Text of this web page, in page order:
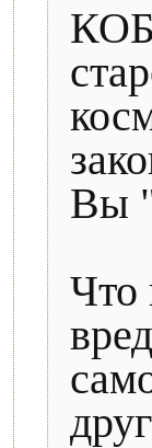
Вы
Что